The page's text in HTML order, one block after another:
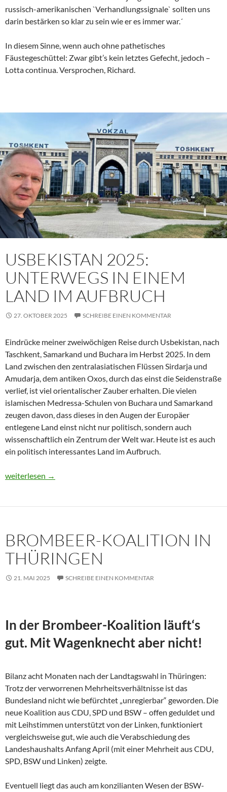
russisch-amerikanischen `Verhandlungssignale` sollten uns
darin bestärken so klar zu sein wie er es immer war.´
In diesem Sinne, wenn auch ohne pathetisches
Fäustegeschüttel: Zwar gibt’s kein letztes Gefecht, jedoch –
Lotta continua. Versprochen, Richard.
USBEKISTAN 2025:
UNTERWEGS IN EINEM
LAND IM AUFBRUCH
27. OKTOBER 2025 SCHREIBE EINEN KOMMENTAR
Eindrücke meiner zweiwöchigen Reise durch Usbekistan, nach
Taschkent, Samarkand und Buchara im Herbst 2025. In dem
Land zwischen den zentralasiatischen Flüssen Sirdarja und
Amudarja, dem antiken Oxos, durch das einst die Seidenstraße
verlief, ist viel orientalischer Zauber erhalten. Die vielen
islamischen Medressa-Schulen von Buchara und Samarkand
zeugen davon, dass dieses in den Augen der Europäer
entlegene Land einst nicht nur politisch, sondern auch
wissenschaftlich ein Zentrum der Welt war. Heute ist es auch
ein politisch interessantes Land im Aufbruch.
Usbekistan 2025: Unterwegs in einem Land im Aufbruch
weiterlesen →
BROMBEER-KOALITION IN
THÜRINGEN
21. MAI 2025 SCHREIBE EINEN KOMMENTAR
In der Brombeer-Koalition läuft‘s
gut. Mit Wagenknecht aber nicht!
Bilanz acht Monaten nach der Landtagswahl in Thüringen:
Trotz der verworrenen Mehrheitsverhältnisse ist das
Bundesland nicht wie befürchtet „unregierbar“ geworden. Die
neue Koalition aus CDU, SPD und BSW – offen geduldet und
mit Leihstimmen unterstützt von der Linken, funktioniert
vergleichsweise gut, wie auch die Verabschiedung des
Landeshaushalts Anfang April (mit einer Mehrheit aus CDU,
SPD, BSW und Linken) zeigte.
Eventuell liegt das auch am konzilianten Wesen der BSW-